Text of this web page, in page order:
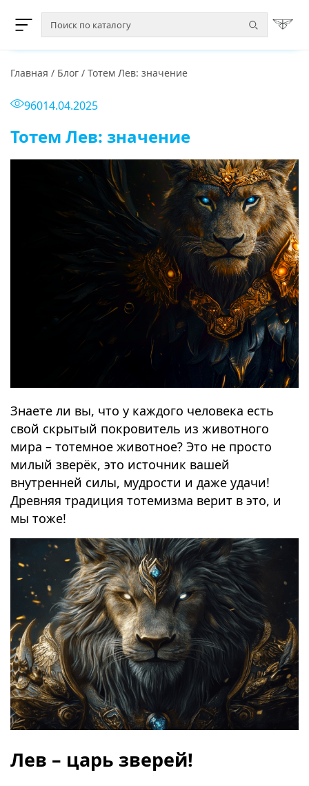
Главная / Блог / Тотем Лев: значение
96014.04.2025
Тотем Лев: значение
Знаете ли вы, что у каждого человека есть
свой скрытый покровитель из животного
мира – тотемное животное? Это не просто
милый зверёк, это источник вашей
внутренней силы, мудрости и даже удачи!
Древняя традиция тотемизма верит в это, и
мы тоже!
Лев – царь зверей!